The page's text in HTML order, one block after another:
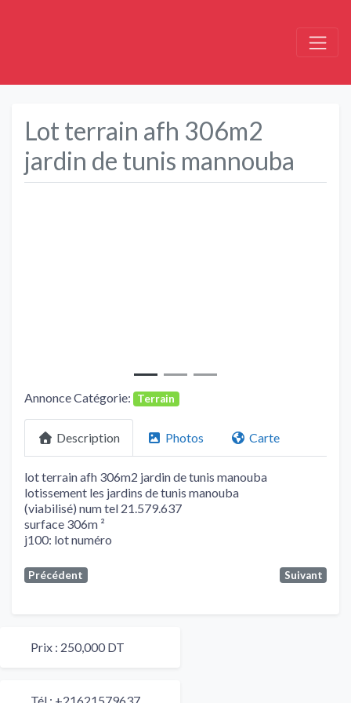
Lot terrain afh 306m2
jardin de tunis mannouba
Annonce Catégorie: Terrain
Description Photos Carte
lot terrain afh 306m2 jardin de tunis manouba
lotissement les jardins de tunis manouba
(viabilisé) num tel 21.579.637
surface 306m ²
j100: lot numéro
Précédent Suivant
Prix : 250,000 DT